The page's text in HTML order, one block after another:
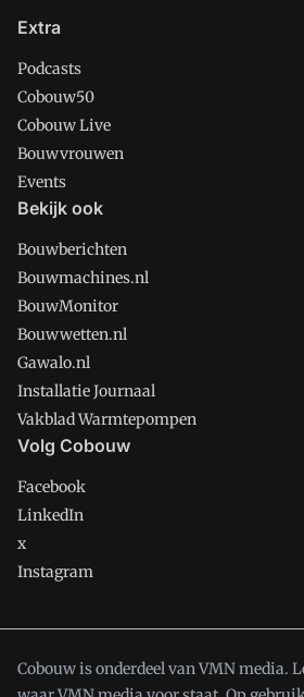
Extra
Podcasts
Cobouw50
Cobouw Live
Bouwvrouwen
Events
Bekijk ook
Bouwberichten
Bouwmachines.nl
BouwMonitor
Bouwwetten.nl
Gawalo.nl
Installatie Journaal
Vakblad Warmtepompen
Volg Cobouw
Facebook
LinkedIn
x
Instagram
Cobouw is onderdeel van VMN media.